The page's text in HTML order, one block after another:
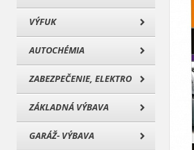
VÝFUK
AUTOCHÉMIA
ZABEZPEČENIE, ELEKTRO
ZÁKLADNÁ VÝBAVA
GARÁŽ- VÝBAVA